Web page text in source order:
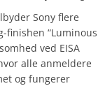
Sony flere
finishen “Luminous
ved EISA
alle anmeldere
og fungerer